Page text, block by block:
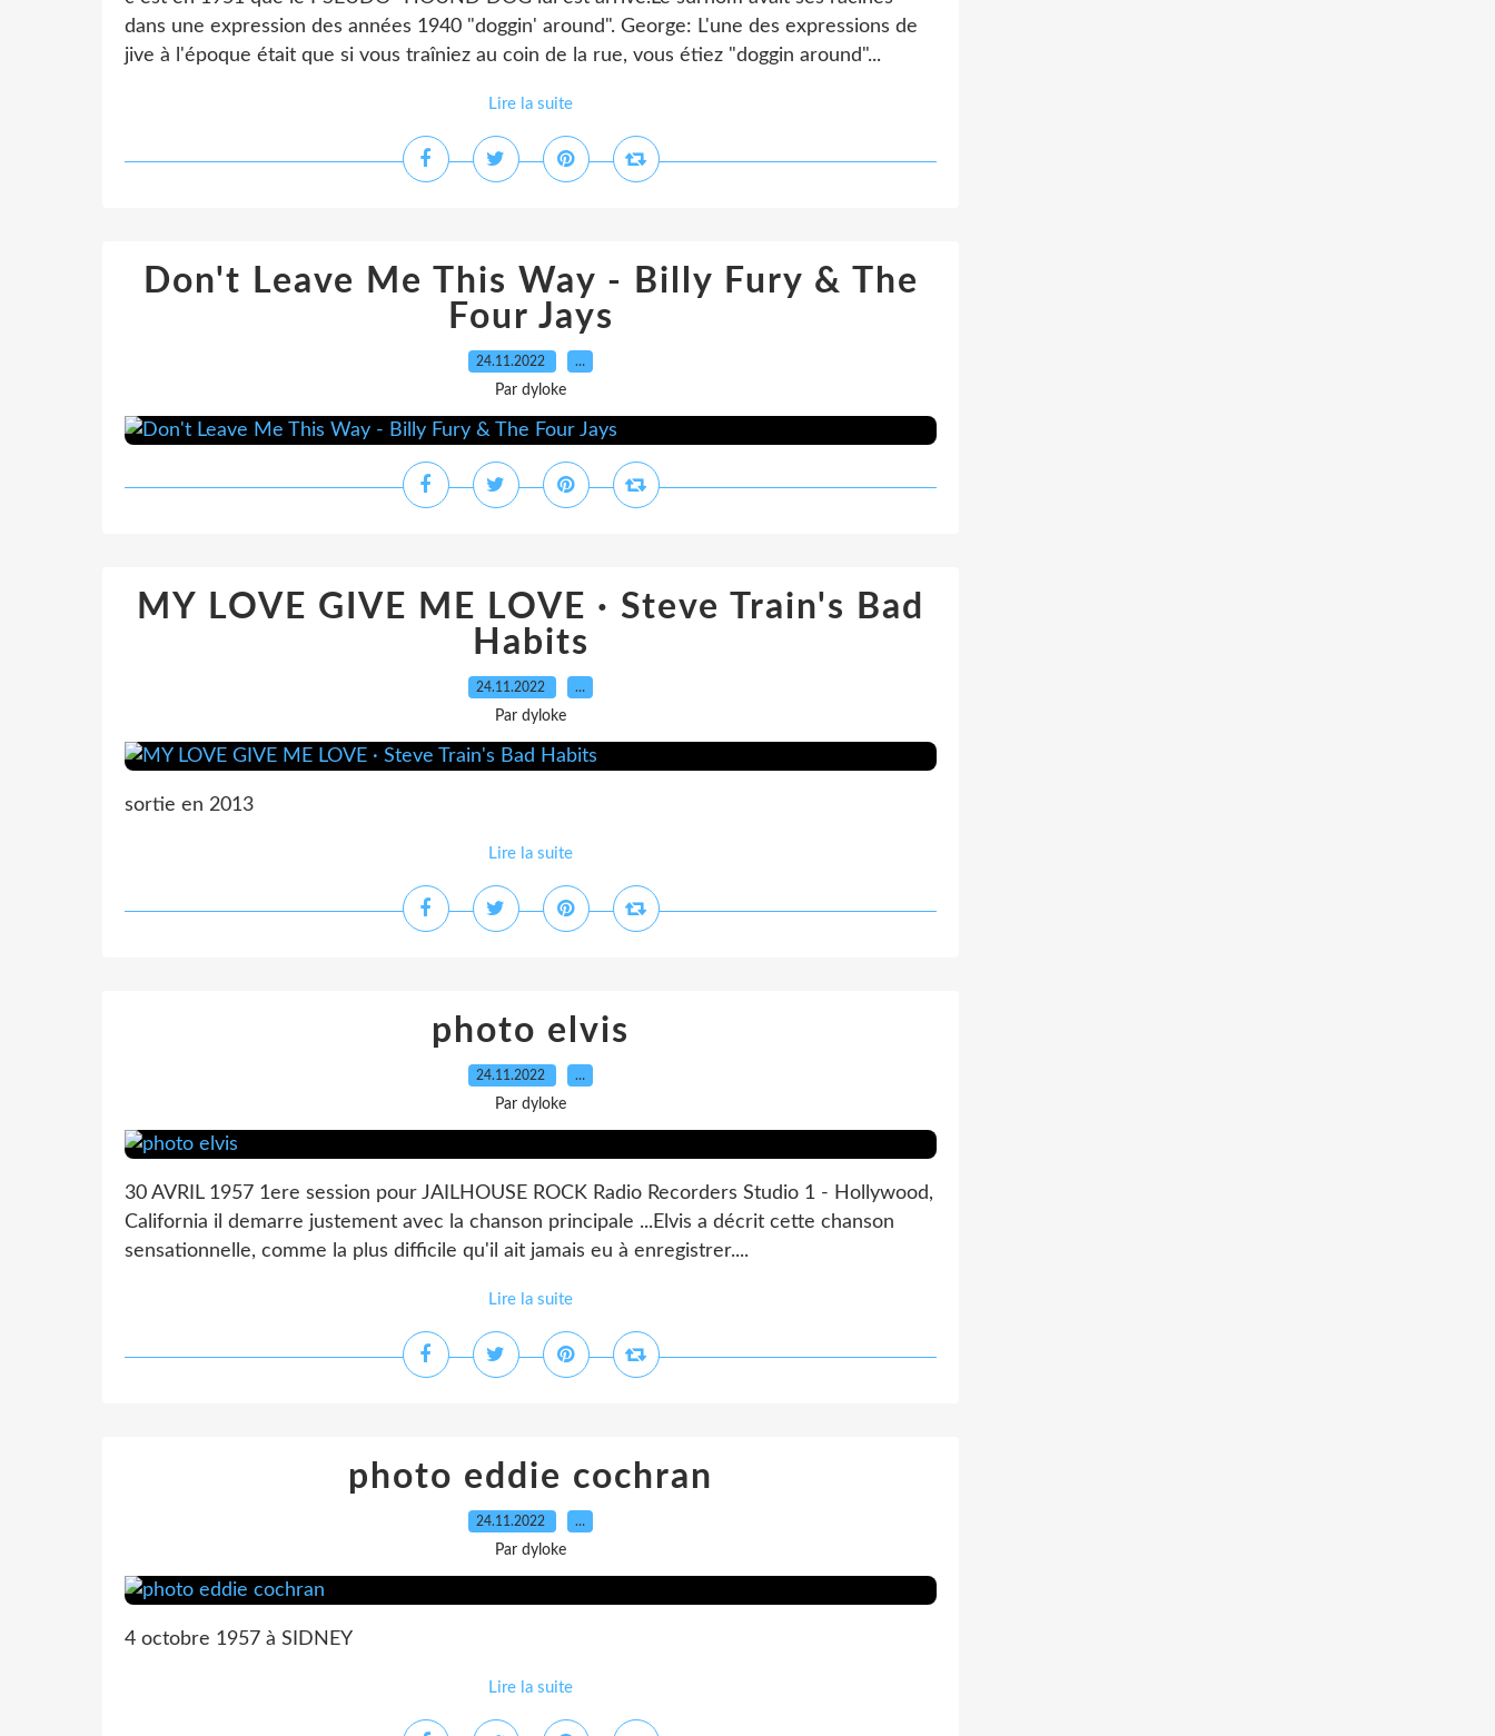
dans une expression des années 1940 "doggin' around". George: L'une des expressions de
jive à l'époque était que si vous traîniez au coin de la rue, vous étiez "doggin around"...
Lire la suite
Don't Leave Me This Way - Billy Fury & The
Four Jays
24.11.2022 …
Par dyloke
MY LOVE GIVE ME LOVE · Steve Train's Bad
Habits
24.11.2022 …
Par dyloke
sortie en 2013
Lire la suite
photo elvis
24.11.2022 …
Par dyloke
30 AVRIL 1957 1ere session pour JAILHOUSE ROCK Radio Recorders Studio 1 - Hollywood,
California il demarre justement avec la chanson principale ...Elvis a décrit cette chanson
sensationnelle, comme la plus difficile qu'il ait jamais eu à enregistrer....
Lire la suite
photo eddie cochran
24.11.2022 …
Par dyloke
4 octobre 1957 à SIDNEY
Lire la suite